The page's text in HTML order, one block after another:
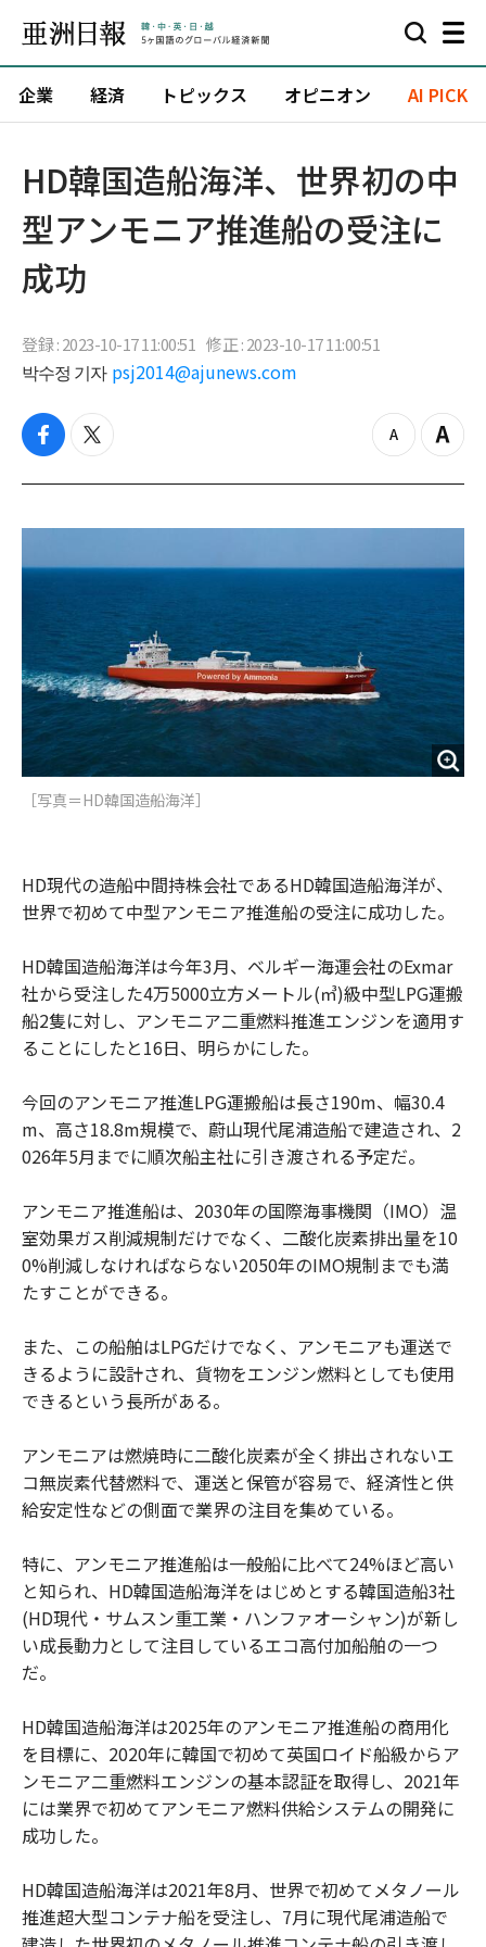
企業 経済 トピックス オピニオン AI PICK
​HD韓国造船海洋、世界初の中
型アンモニア推進船の受注に
成功
登録 : 2023-10-17 11:00:51 修正 : 2023-10-17 11:00:51
박수정 기자 psj2014@ajunews.com
f
c
b
o
t
i
t
r
z
o
o
t
Z
o
i
［写真＝​HD韓国造船海洋］
HD現代の造船中間持株会社であるHD韓国造船海洋が、
世界で初めて中型アンモニア推進船の受注に成功した。
HD韓国造船海洋は今年3月、ベルギー海運会社のExmar
社から受注した4万5000立方メートル(㎥)級中型LPG運搬
船2隻に対し、アンモニア二重燃料推進エンジンを適用す
ることにしたと16日、明らかにした。
今回のアンモニア推進LPG運搬船は長さ190m、幅30.4
m、高さ18.8m規模で、蔚山現代尾浦造船で建造され、2
026年5月までに順次船主社に引き渡される予定だ。
アンモニア推進船は、2030年の国際海事機関（IMO）温
室効果ガス削減規制だけでなく、二酸化炭素排出量を10
0%削減しなければならない2050年のIMO規制までも満
たすことができる。
また、この船舶はLPGだけでなく、アンモニアも運送で
きるように設計され、貨物をエンジン燃料としても使用
できるという長所がある。
アンモニアは燃焼時に二酸化炭素が全く排出されないエ
コ無炭素代替燃料で、運送と保管が容易で、経済性と供
給安定性などの側面で業界の注目を集めている。
特に、アンモニア推進船は一般船に比べて24%ほど高い
と知られ、HD韓国造船海洋をはじめとする韓国造船3社
(HD現代・サムスン重工業・ハンファオーシャン)が新し
い成長動力として注目しているエコ高付加船舶の一つ
だ。
HD韓国造船海洋は2025年のアンモニア推進船の商用化
を目標に、2020年に韓国で初めて英国ロイド船級からア
ンモニア二重燃料エンジンの基本認証を取得し、2021年
には業界で初めてアンモニア燃料供給システムの開発に
成功した。
HD韓国造船海洋は2021年8月、世界で初めてメタノール
推進超大型コンテナ船を受注し、7月に現代尾浦造船で